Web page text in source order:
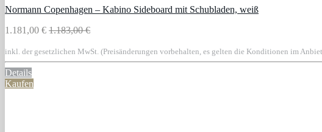
Normann Copenhagen – Kabino Sideboard mit Schubladen, weiß
1.181,00 € 1.183,00 €
inkl. der gesetzlichen MwSt. (Preisänderungen vorbehalten, es gelten die Konditionen im
Details
Kaufen